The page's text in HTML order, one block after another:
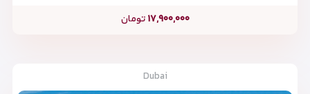
۱۷,۹۰۰,۰۰۰تومان
Dubai